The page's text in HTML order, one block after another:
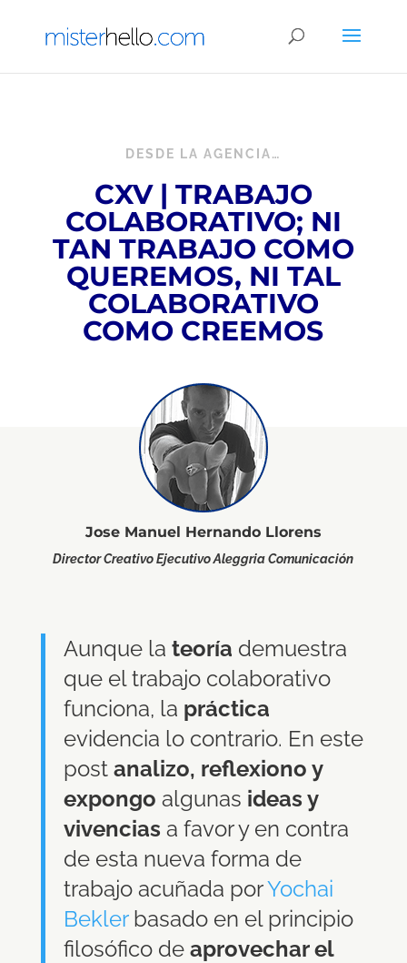
DESDE LA AGENCIA…
CXV | TRABAJO
COLABORATIVO; NI
TAN TRABAJO COMO
QUEREMOS, NI TAL
COLABORATIVO
COMO CREEMOS
Jose Manuel Hernando Llorens
Director Creativo Ejecutivo Aleggria Comunicación
Aunque la teoría demuestra
que el trabajo colaborativo
funciona, la práctica
evidencia lo contrario. En este
post analizo, reflexiono y
expongo algunas ideas y
vivencias a favor y en contra
de esta nueva forma de
trabajo acuñada porYochai
Beklerbasado en el principio
filosófico de aprovechar el